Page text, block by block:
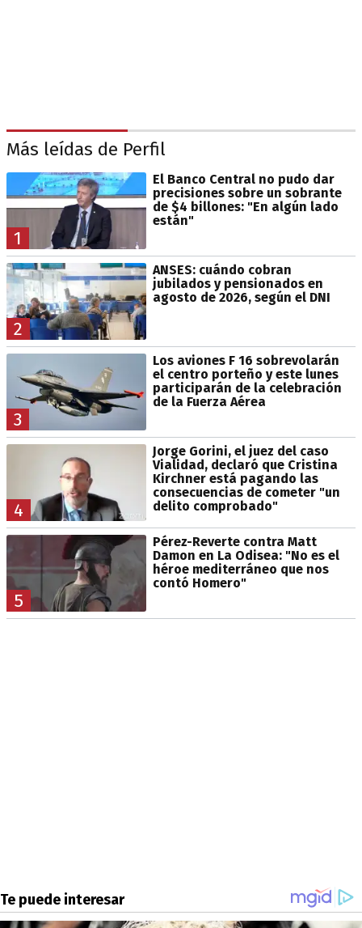
Más leídas de Perfil
1
El Banco Central no pudo dar
precisiones sobre un sobrante
de $4 billones: "En algún lado
están"
2
ANSES: cuándo cobran
jubilados y pensionados en
agosto de 2026, según el DNI
3
Los aviones F 16 sobrevolarán
el centro porteño y este lunes
participarán de la celebración
de la Fuerza Aérea
4
Jorge Gorini, el juez del caso
Vialidad, declaró que Cristina
Kirchner está pagando las
consecuencias de cometer "un
delito comprobado"
5
Pérez-Reverte contra Matt
Damon en La Odisea: "No es el
héroe mediterráneo que nos
contó Homero"